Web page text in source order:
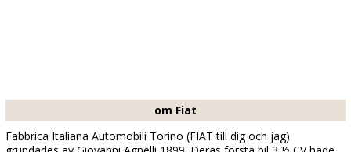
om Fiat
Fabbrica Italiana Automobili Torino (FIAT till dig och jag)